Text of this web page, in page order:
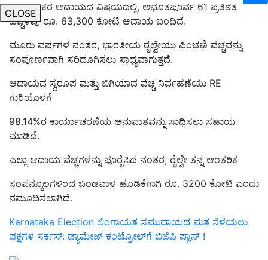
CLOSE
ಪ್ರಯಾಣಿಕರ ಆದಾಯದ ವಿಷಯದಲ್ಲಿ, ಅಭೂತಪೂರ್ವ 61 ಪ್ರತಿಶತ
ಹೆಚ್ಚಳವು ರೂ. 63,300 ಕೋಟಿ ಆದಾಯ ಬಂದಿದೆ.
ಮೂರು ವರ್ಷಗಳ ನಂತರ, ಭಾರತೀಯ ರೈಲ್ವೇಯು ಪಿಂಚಣಿ ವೆಚ್ಚವನ್ನು
ಸಂಪೂರ್ಣವಾಗಿ ಸರಿದೂಗಿಸಲು ಸಾಧ್ಯವಾಗುತ್ತದೆ.
ಆದಾಯದ ಸ್ವರೂಪ ಮತ್ತು ಬಿಗಿಯಾದ ವೆಚ್ಚ ನಿರ್ವಹಣೆಯು RE
ಗುರಿಯೊಳಗೆ
98.14%ರ ಕಾರ್ಯಾಚರಣೆಯ ಅನುಪಾತವನ್ನು ಸಾಧಿಸಲು ಸಹಾಯ
ಮಾಡಿದೆ.
ಎಲ್ಲಾ ಆದಾಯ ವೆಚ್ಚಗಳನ್ನು ಪೂರೈಸಿದ ನಂತರ, ರೈಲ್ವೇ ತನ್ನ ಆಂತರಿಕ
ಸಂಪನ್ಮೂಲಗಳಿಂದ ಬಂಡವಾಳ ಹೂಡಿಕೆಗಾಗಿ ರೂ. 3200 ಕೋಟಿ ಎಂದು
ನಮೂದಿಸಲಾಗಿದೆ.
Karnataka Election ಲಿಂಗಾಯತ ಸಮುದಾಯದ ಮತ ಸೆಳೆಯಲು
ಪಕ್ಷಗಳ ಸರ್ಕಸ್‌: ಡ್ಯಾಮೇಜ್‌ ಕಂಟ್ರೋಲ್‌ಗೆ ಬಿಜೆಪಿ ಪ್ಲಾನ್‌ !